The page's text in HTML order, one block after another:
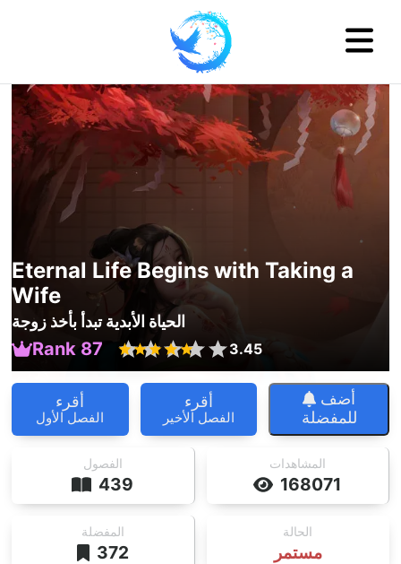
Eternal Life Begins with Taking a
Wife
الحياة الأبدية تبدأ بأخذ زوجة
Rank 87 3.45
أقرء
الفصل الأول
أقرء
الفصل الأخير
أضف
للمفضلة
439
الفصول
168071
المشاهدات
372
المفضلة
مستمر
الحالة